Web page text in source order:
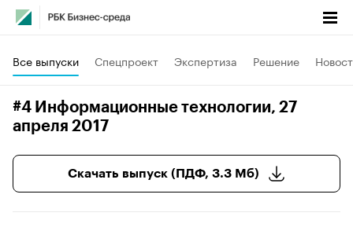
Все выпуски Спецпроект Экспертиза Решение
#4 Информационные технологии, 27
апреля 2017
Скачать выпуск (ПДФ, 3.3 Мб)